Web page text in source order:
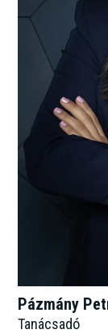
Pázmány
Tanácsadó